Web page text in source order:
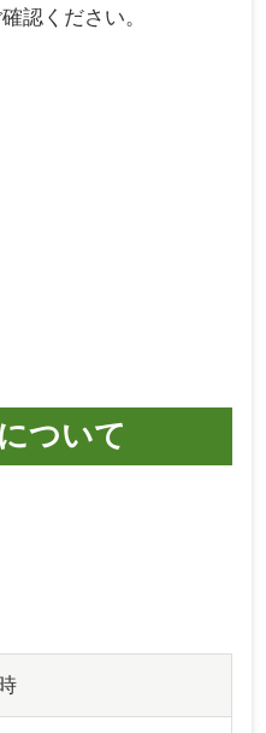
認ください。
ついて